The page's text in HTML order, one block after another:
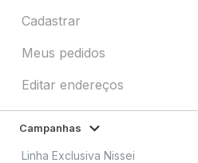
Cadastrar
Meus pedidos
Editar endereços
Campanhas
Linha Exclusiva Nissei